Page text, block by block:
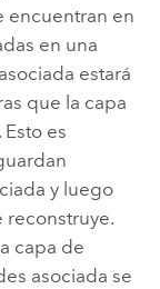
encuentran en
en una
estará
que la capa
es
y luego
reconstruye.
capa de
asociada se